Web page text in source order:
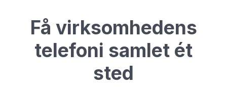
Få virksomhedens
telefoni samlet ét
sted